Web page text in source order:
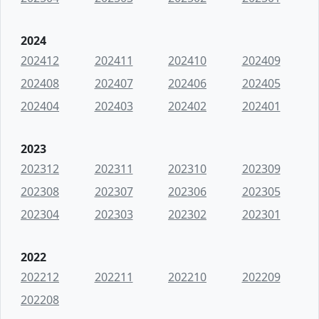
2024
202412
202411 202410
202409
202408
202407 202406
202405
202404
202403 202402 202401
2023
202312
202311 202310
202309
202308
202307 202306
202305
202304
202303 202302 202301
2022
202212
202211 202210
202209
202208